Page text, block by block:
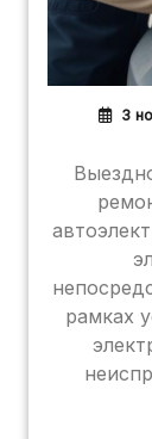
3
рамках